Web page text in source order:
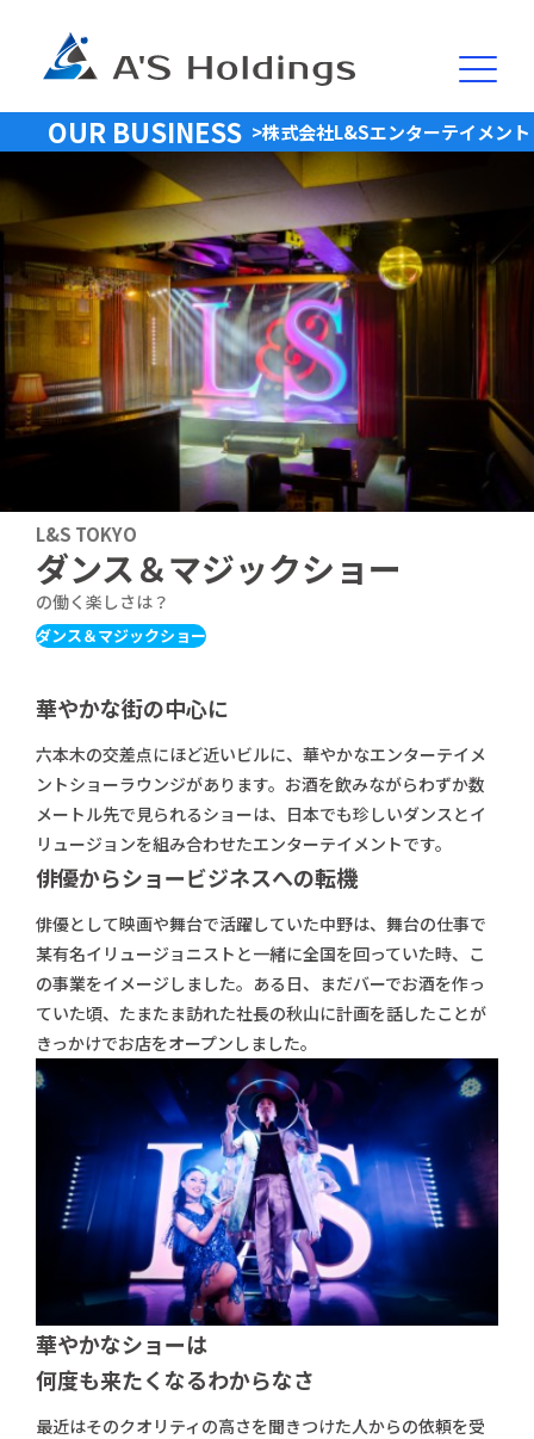
OUR BUSINESS >株式会社L&Sエンターテイメント
L&S TOKYO
ダンス＆マジックショー
の働く楽しさは？
ダンス＆マジックショー
華やかな街の中心に
六本木の交差点にほど近いビルに、華やかなエンターテイメ
ントショーラウンジがあります。お酒を飲みながらわずか数
メートル先で見られるショーは、日本でも珍しいダンスとイ
リュージョンを組み合わせたエンターテイメントです。
俳優からショービジネスへの転機
俳優として映画や舞台で活躍していた中野は、舞台の仕事で
某有名イリュージョニストと一緒に全国を回っていた時、こ
の事業をイメージしました。ある日、まだバーでお酒を作っ
ていた頃、たまたま訪れた社長の秋山に計画を話したことが
きっかけでお店をオープンしました。
華やかなショーは
何度も来たくなるわからなさ
最近はそのクオリティの高さを聞きつけた人からの依頼を受